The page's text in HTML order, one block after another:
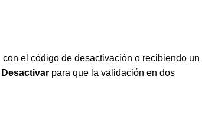
el código de desactivación o recibiendo un
Desactivar para que la validación en dos